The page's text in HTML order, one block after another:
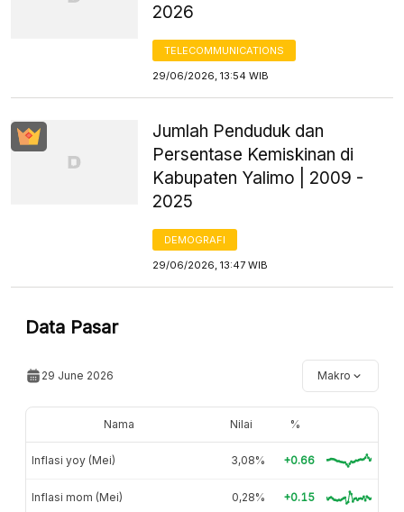
2026
TELECOMMUNICATIONS
29/06/2026, 13:54 WIB
Jumlah Penduduk dan
Persentase Kemiskinan di
Kabupaten Yalimo | 2009 -
2025
DEMOGRAFI
29/06/2026, 13:47 WIB
Data Pasar
29 June 2026 Makro
Nama Nilai %
Inflasi yoy (Mei) 3,08% +0.66
Inflasi mom (Mei) 0,28% +0.15